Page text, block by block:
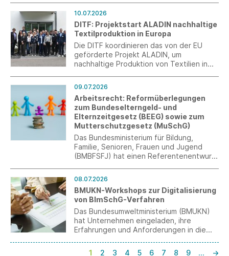
holzbasiertem Polyester. Die
Auszeichnung wurde am 6. Juli im Rahmen
des C.A.R.M.E.N.-Symposiums in
Straubing von Bayerns
Wirtschaftsminister Hubert Aiwanger
überreicht.
10.07.2026
DITF: Projektstart ALADIN nachhaltige
Textilproduktion in Europa
Die DITF koordinieren das von der EU
geförderte Projekt ALADIN, um
nachhaltige Produktion von Textilien in
09.07.2026
Arbeitsrecht: Reformüberlegungen
zum Bundeselterngeld- und
Elternzeitgesetz (BEEG) sowie zum
Mutterschutzgesetz (MuSchG)
Das Bundesministerium für Bildung,
Familie, Senioren, Frauen und Jugend
(BMBFSFJ) hat einen Referentenentwurf
Elternzeitgesetzes (BEEG) sowie des
Mutterschutzgesetzes (MuSchG)
vorgelegt.
08.07.2026
BMUKN-Workshops zur Digitalisierung
von BImSchG-Verfahren
Das Bundesumweltministerium (BMUKN)
hat Unternehmen eingeladen, ihre
Erfahrungen und Anforderungen in die
Plattform einzubringen.
1 2 3 4 5 6 7 8 9 … →